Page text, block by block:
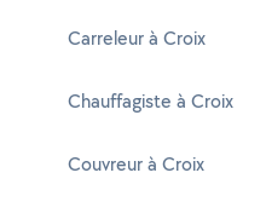
Carreleur à Croix
Chauffagiste à Croix
Couvreur à Croix